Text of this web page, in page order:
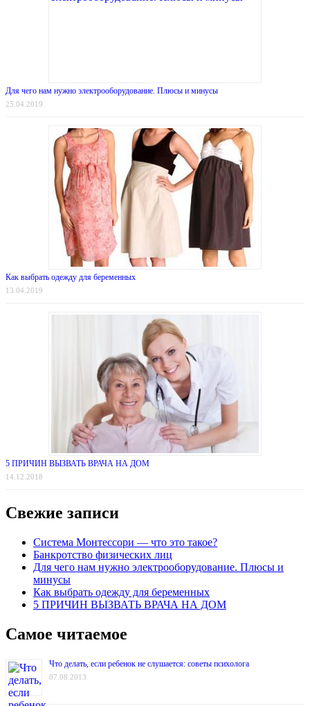
Для чего нам нужно электрооборудование. Плюсы и минусы
25.04.2019
Как выбрать одежду для беременных
13.04.2019
5 ПРИЧИН ВЫЗВАТЬ ВРАЧА НА ДОМ
14.12.2018
Свежие записи
Система Монтессори — что это такое?
Банкротство физических лиц
Для чего нам нужно электрооборудование. Плюсы и
минусы
Как выбрать одежду для беременных
5 ПРИЧИН ВЫЗВАТЬ ВРАЧА НА ДОМ
Самое читаемое
Что делать, если ребенок не слушается: советы психолога
07.08.2013